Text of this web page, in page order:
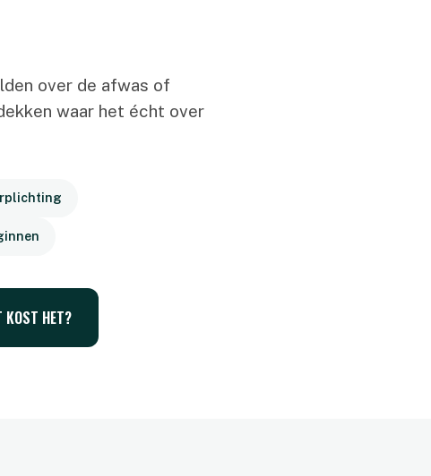
over de afwas of
waar het écht over
KOST HET?